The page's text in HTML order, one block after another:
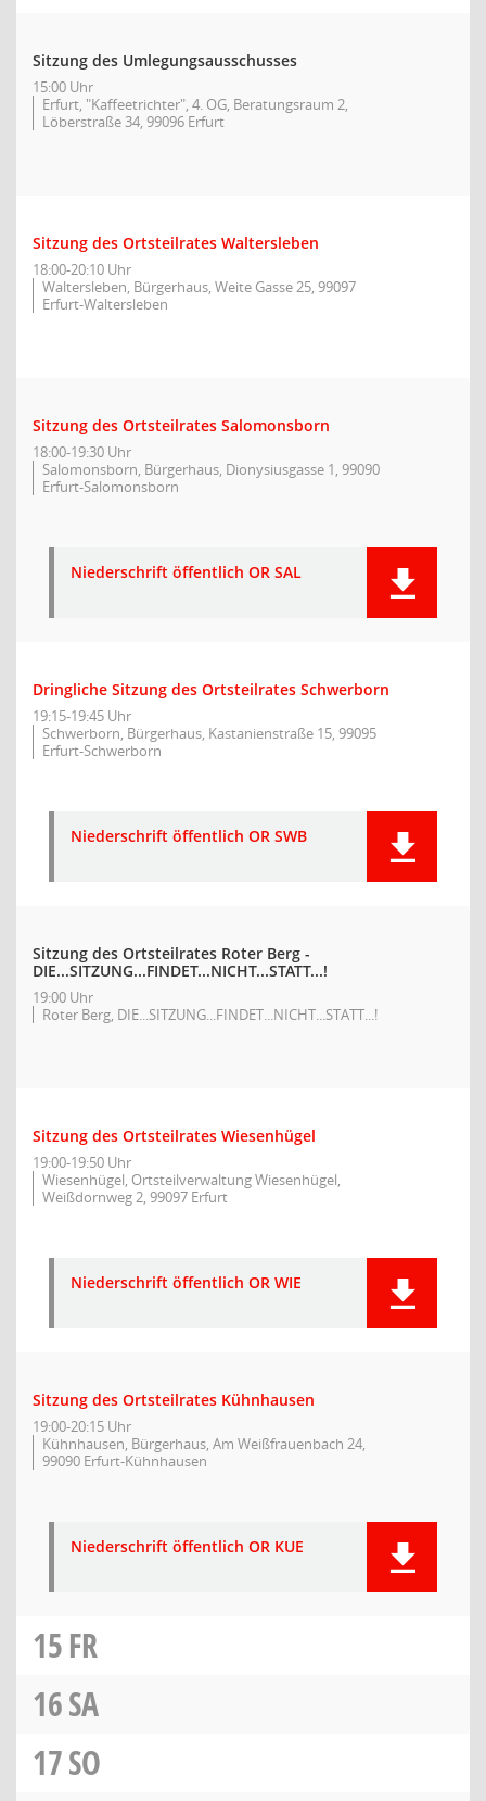
Sitzung des Umlegungsausschusses
15:00 Uhr
Erfurt, "Kaffeetrichter", 4. OG, Beratungsraum 2,
Löberstraße 34, 99096 Erfurt
Sitzung des Ortsteilrates Waltersleben
18:00-20:10 Uhr
Waltersleben, Bürgerhaus, Weite Gasse 25, 99097
Erfurt-Waltersleben
Sitzung des Ortsteilrates Salomonsborn
18:00-19:30 Uhr
Salomonsborn, Bürgerhaus, Dionysiusgasse 1, 99090
Erfurt-Salomonsborn
Niederschrift öffentlich OR SAL
Dringliche Sitzung des Ortsteilrates Schwerborn
19:15-19:45 Uhr
Schwerborn, Bürgerhaus, Kastanienstraße 15, 99095
Erfurt-Schwerborn
Niederschrift öffentlich OR SWB
Sitzung des Ortsteilrates Roter Berg -
DIE...SITZUNG...FINDET...NICHT...STATT...!
19:00 Uhr
Roter Berg, DIE...SITZUNG...FINDET...NICHT...STATT...!
Sitzung des Ortsteilrates Wiesenhügel
19:00-19:50 Uhr
Wiesenhügel, Ortsteilverwaltung Wiesenhügel,
Weißdornweg 2, 99097 Erfurt
Niederschrift öffentlich OR WIE
Sitzung des Ortsteilrates Kühnhausen
19:00-20:15 Uhr
Kühnhausen, Bürgerhaus, Am Weißfrauenbach 24,
99090 Erfurt-Kühnhausen
Niederschrift öffentlich OR KUE
15FR
16SA
17SO